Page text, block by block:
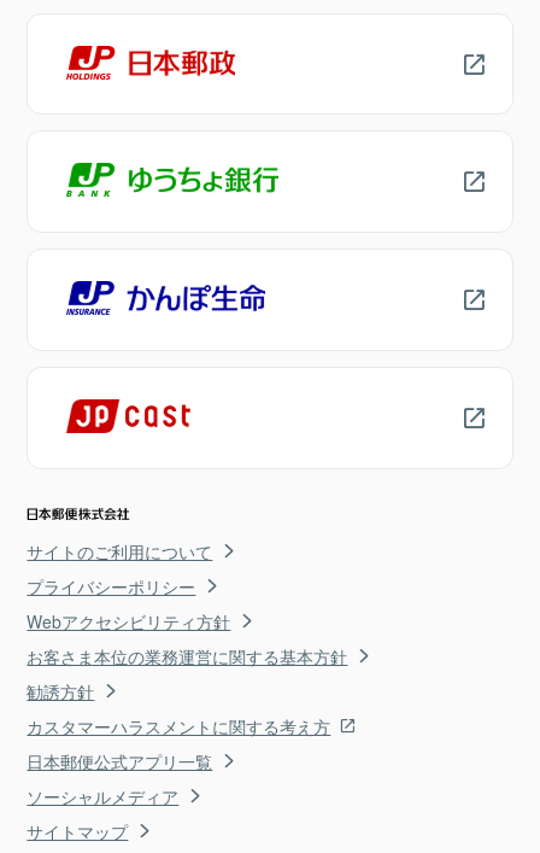
サイトのご利用について
プライバシーポリシー
Webアクセシビリティ方針
お客さま本位の業務運営に関する基本方針
勧誘方針
カスタマーハラスメントに関する考え方
日本郵便公式アプリ一覧
ソーシャルメディア
サイトマップ